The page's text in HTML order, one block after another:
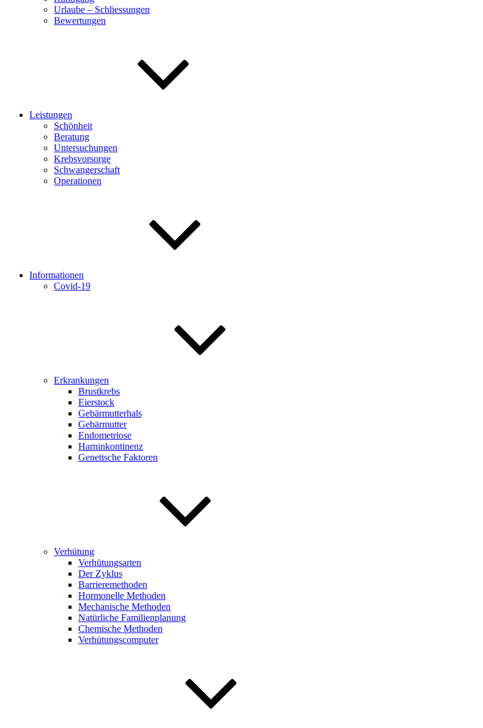
Urlaube – Schliessungen
Bewertungen
Leistungen
Schönheit
Beratung
Untersuchungen
Krebsvorsorge
Schwangerschaft
Operationen
Informationen
Covid-19
Erkrankungen
Brustkrebs
Eierstock
Gebärmutterhals
Gebärmutter
Endometriose
Harninkontinenz
Genetische Faktoren
Verhütung
Verhütungsarten
Der Zyklus
Barrieremethoden
Hormonelle Methoden
Mechanische Methoden
Natürliche Familienplanung
Chemische Methoden
Verhütungscomputer